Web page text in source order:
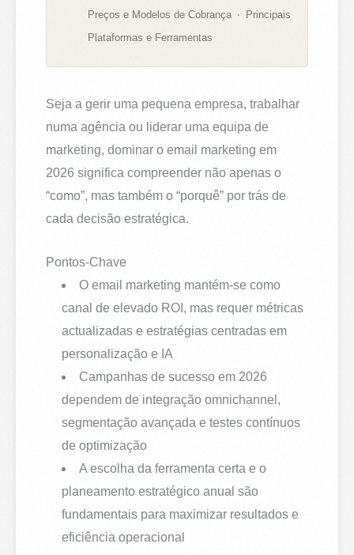
Preços e Modelos de Cobrança
Principais
Plataformas e Ferramentas
Seja a gerir uma pequena empresa, trabalhar
numa agência ou liderar uma equipa de
marketing, dominar o email marketing em
2026 significa compreender não apenas o
“como”, mas também o “porquê” por trás de
cada decisão estratégica.
Pontos-Chave
O email marketing mantém-se como
canal de elevado ROI, mas requer métricas
actualizadas e estratégias centradas em
personalização e IA
Campanhas de sucesso em 2026
dependem de integração omnichannel,
segmentação avançada e testes contínuos
de optimização
A escolha da ferramenta certa e o
planeamento estratégico anual são
fundamentais para maximizar resultados e
eficiência operacional